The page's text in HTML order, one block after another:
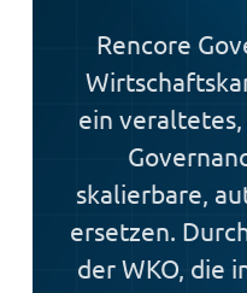
Rencore
ein veraltetes,
skalierbare,
ersetzen.
der WKO, die